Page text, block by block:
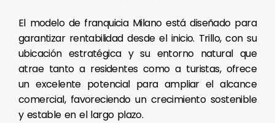
El modelo de franquicia Milano está diseñado para
garantizar rentabilidad desde el inicio. Trillo, con su
ubicación estratégica y su entorno natural que
atrae tanto a residentes como a turistas, ofrece
un excelente potencial para ampliar el alcance
comercial, favoreciendo un crecimiento sostenible
y estable en el largo plazo.